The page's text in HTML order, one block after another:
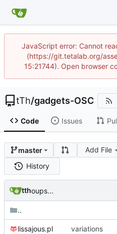
JavaScript error: Cannot
(https://git.tetalab.org/
15:21744). Open browser
tTh/gadgets-OSC
Code Issues
master Add File
History
tthoups...
..
lissajous.pl variations